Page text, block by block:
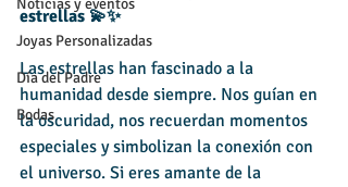
Noticias y eventos
Joyas Personalizadas
Día del Padre
Bodas
estrellas 💫✨
Las estrellas han fascinado a la
humanidad desde siempre. Nos guían en
la oscuridad, nos recuerdan momentos
especiales y simbolizan la conexión con
el universo. Si eres amante de la